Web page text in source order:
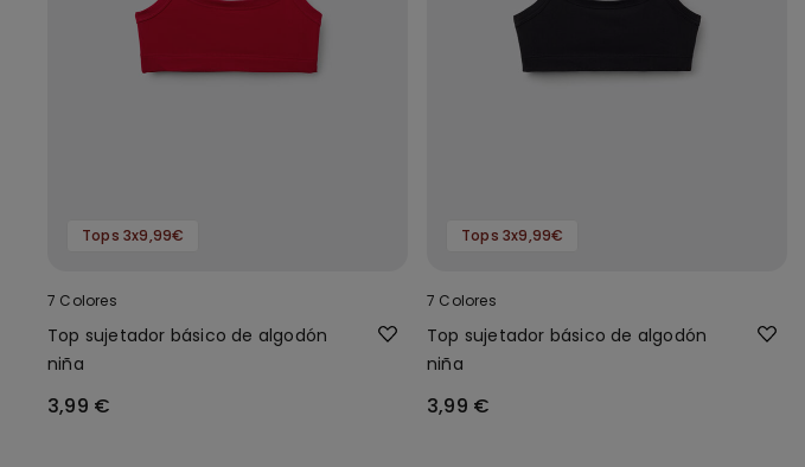
Tops 3x9,99€
7 Colores
Top sujetador básico de algodón
niña
3,99 €
Tops 3x9,99€
7 Colores
Top sujetador básico de algodón
niña
3,99 €